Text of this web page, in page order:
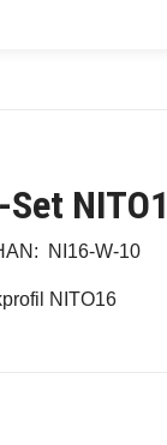
NI16-W-10
NITO16